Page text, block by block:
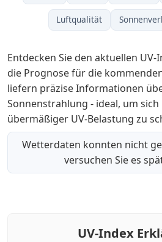
Luftqualität
Entdecken Sie den aktuellen
die Prognose für die
liefern präzise Informationen
Sonnenstrahlung - ideal, um
übermäßiger UV-Belastung zu
Wetterdaten konnten nicht
versuchen Sie es
UV-Index